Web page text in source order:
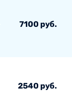
7100 руб.
2540 руб.